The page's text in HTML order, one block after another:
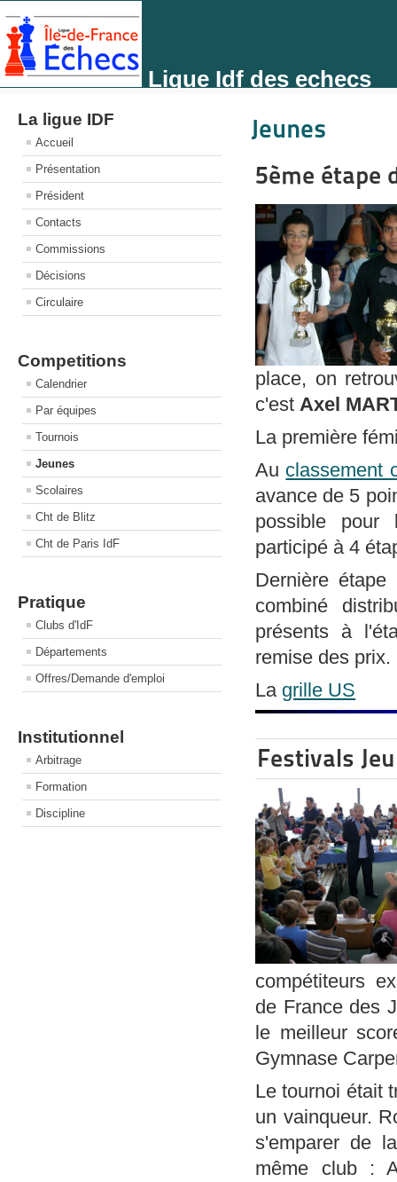
Ligue Idf des echecs
La ligue IDF
Accueil
Présentation
Président
Contacts
Commissions
Décisions
Circulaire
Competitions
Calendrier
Par équipes
Tournois
Jeunes
Scolaires
Cht de Blitz
Cht de Paris IdF
Pratique
Clubs d'IdF
Départements
Offres/Demande d'emploi
Institutionnel
Arbitrage
Formation
Discipline
Jeunes
5ème étape
place, on
c'estAxel
La première
Au classement
avance de 5
possible pour
participé à 4
Dernière
combiné
présents à
remise des prix.
La grille US
Festivals
compétiteurs
de France des
le meilleur
Gymnase
Le tournoi était
un vainqueur.
s'emparer de
même club :